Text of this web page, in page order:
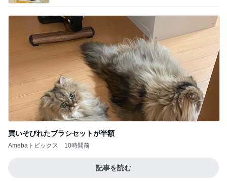
買いそびれたブラシセットが半額
Amebaトピックス 10時間前
記事を読む